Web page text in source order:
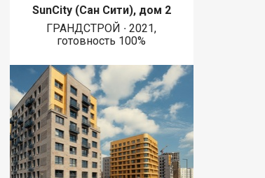
SunCity (Сан Сити), дом 2
ГРАНДСТРОЙ ∙ 2021,
готовность 100%